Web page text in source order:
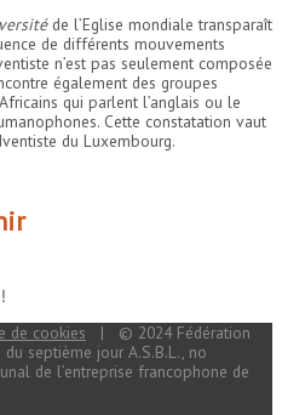
de l’Eglise mondiale transparaît
de différents mouvements
n’est pas seulement composée
également des groupes
qui parlent l’anglais ou le
Cette constatation vaut
du Luxembourg.
de cookies | © 2024 Fédération
septième jour A.S.B.L., no
de l’entreprise francophone de